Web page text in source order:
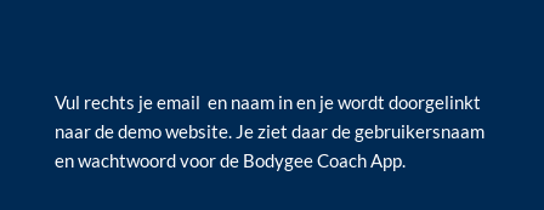
Vul rechts je email en naam in en je wordt doorgelinkt
naar de demo website. Je ziet daar de gebruikersnaam
en wachtwoord voor de Bodygee Coach App.